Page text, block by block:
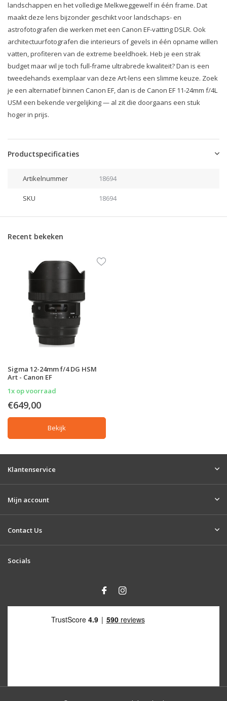
landschappen en het volledige Melkweggewelf in één frame. Dat
maakt deze lens bijzonder geschikt voor landschaps- en
astrofotografen die werken met een Canon EF-vatting DSLR. Ook
architectuurfotografen die interieurs of gevels in één opname willen
vatten, profiteren van de extreme beeldhoek. Heb je een strak
budget maar wil je toch full-frame ultrabrede kwaliteit? Dan is een
tweedehands exemplaar van deze Art-lens een slimme keuze. Zoek
je een alternatief binnen Canon EF, dan is de Canon EF 11-24mm f/4L
USM een bekende vergelijking — al zit die doorgaans een stuk
hoger in prijs.
Productspecificaties
Artikelnummer 18694
SKU 18694
Recent bekeken
Sigma 12-24mm f/4 DG HSM
Art - Canon EF
1x op voorraad
€649,00
Bekijk
Klantenservice
Mijn account
Contact Us
Socials